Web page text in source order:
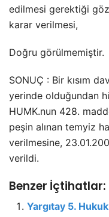
edilmesi gerektiği
karar verilmesi,
Doğru görülmemiştir.
SONUÇ : Bir kısım
yerinde olduğundan
HUMK.nun 428.
peşin alınan temyiz
verilmesine,
verildi.
Benzer İçtihatlar:
Yargıtay 5.